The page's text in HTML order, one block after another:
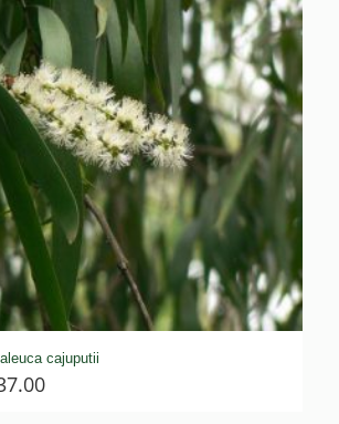
cajuputii
Plage